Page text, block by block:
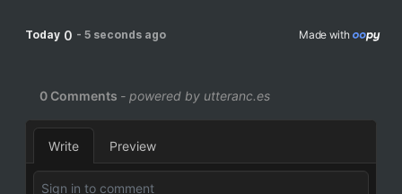
Today 0 - 5 seconds ago Made with